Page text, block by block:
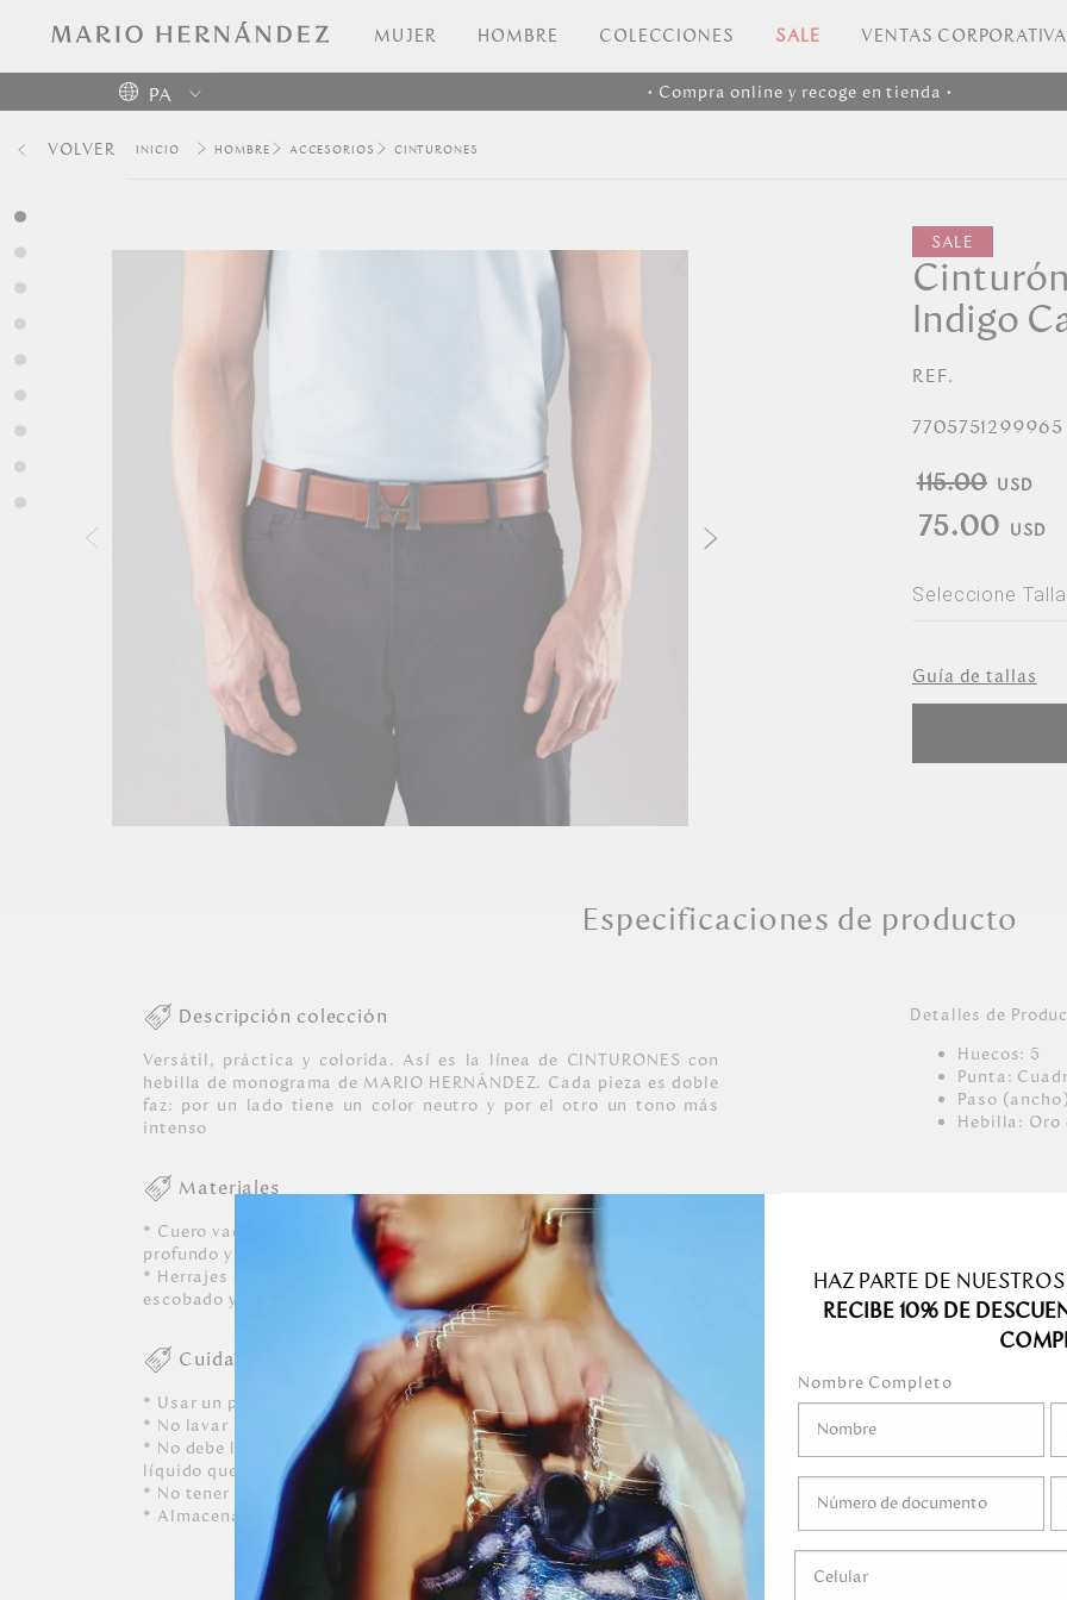
MUJER HOMBRE COLECCIONES SALE VENTAS
PA
Colombia
• Compra online y recoge en tienda •
VOLVER HOMBRE ACCESORIOS CINTURONES
Indigo
REF.
7705751299965
115.00
75.00
Seleccione Talla
S
Guía de tallas
Especificaciones de producto
Descripción colección
Versátil, práctica y colorida. Así es la línea de CINTURONES con
hebilla de monograma de MARIO HERNÁNDEZ. Cada pieza es doble
faz: por un lado tiene un color neutro y por el otro un tono más
intenso
Materiales
* Cuero vacuno con diferentes acabados y placas, con grano medio,
profundo y completamente lisos.
* Herrajes en zamac con acabados en color negro níquel, níquel
escobado y níquel.
Cuidados
* Usar un paño blanco limpio ligeramente húmedo.
* No lavar a máquina, ni usar detergentes. No mojar.
* No debe limpiarse, ni dejarle caer perfumes o gel, ni ningún
líquido que contenga alcohol o solvente.
* No tener contacto con tinta de bolígrafos, ni marcadores.
* Almacenar siempre en lugares ventilados.
Detalles de
Huecos: 5
Punta:
Paso
Hebilla: Oro
HAZ PARTE DE
RECIBE 10% DE
Nombre Completo